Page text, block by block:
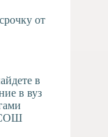
от
в
в вуз
СОШ